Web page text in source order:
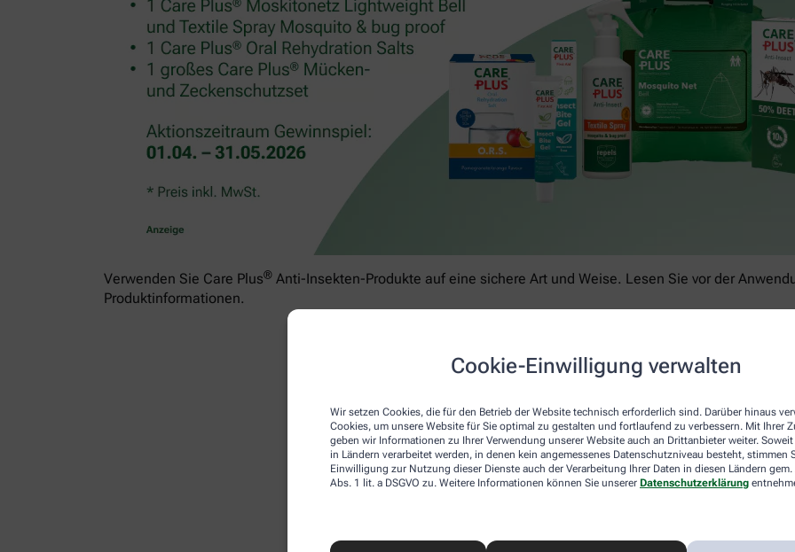
Cookie-Einwilligung verwalten
Wir setzen Cookies, die für den Betrieb der Website technisch erforderlich sind. Darüber hinaus
Cookies, um unsere Website für Sie optimal zu gestalten und fortlaufend zu verbessern. Mit Ihrer
geben wir Informationen zu Ihrer Verwendung unserer Website auch an Drittanbieter weiter. Soweit
in Ländern verarbeitet werden, in denen kein angemessenes Datenschutzniveau besteht, stimmen
Einwilligung zur Nutzung dieser Dienste auch der Verarbeitung Ihrer Daten in diesen Ländern
Abs. 1 lit. a DSGVO zu. Weitere Informationen können Sie unserer Datenschutzerklärung
Verwenden Sie Care Plus® Anti-Insekten-Produkte auf eine sichere Art und Weise. Lesen Sie vor der
Produktinformationen.